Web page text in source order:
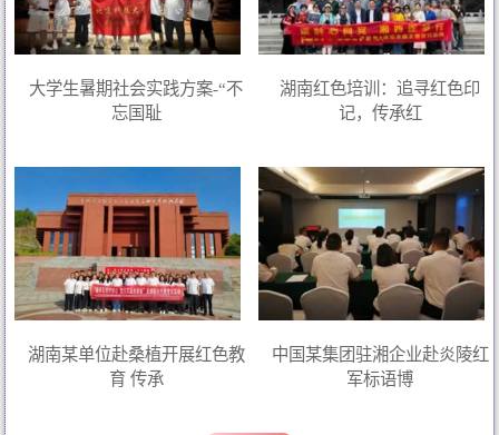
大学生暑期社会实践方案-“不
忘国耻
湖南红色培训：追寻红色印
记，传承红
湖南某单位赴桑植开展红色教
育 传承
中国某集团驻湘企业赴炎陵红
军标语博